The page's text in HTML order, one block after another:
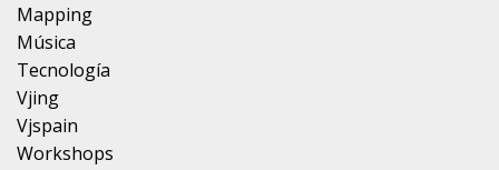
Mapping
Música
Tecnología
Vjing
Vjspain
Workshops